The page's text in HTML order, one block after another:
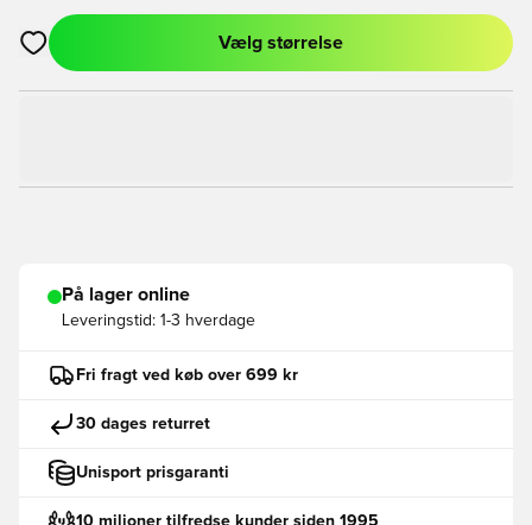
Åbner en Modal til at logge ind eller tilmelde dig som medlem
Vælg størrelse
På lager online
Leveringstid: 1-3 hverdage
Fri fragt ved køb over 699 kr
30 dages returret
Unisport prisgaranti
10 milioner tilfredse kunder siden 1995